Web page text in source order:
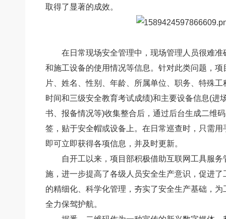
取得了显著的成效。
在日常现场安全管理中，现场管理人员很难准
和施工设备的使用情况等信息。针对此类问题，
片、姓名、性别、年龄、所属单位、职务、特殊
时间和三级安全教育考试成绩)和主要设备信息(进
书、报备情况等)收集整合后，通过后台生成二维
签，贴于安全帽或设备上。在日常巡查时，只需
即可立即获得各项信息，并及时更新。
自开工以来，项目部积极借助互联网工具服务
施，进一步提高了各级人员安全生产意识，促进
的精细化、科学化管理，夯实了安全生产基础，
全力保驾护航。